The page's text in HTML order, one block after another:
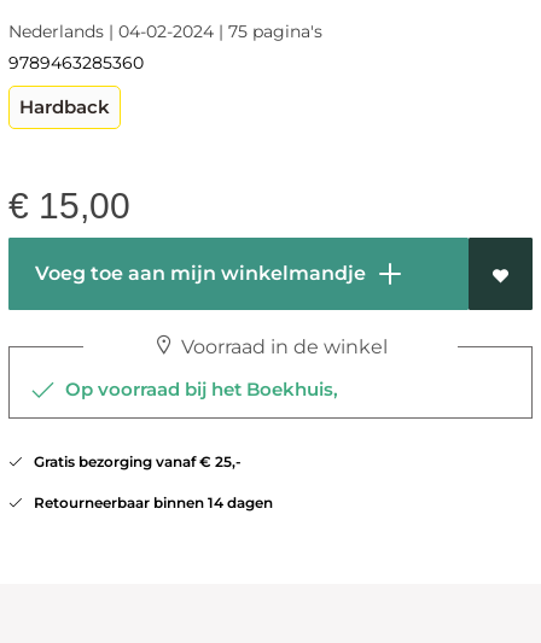
Nederlands | 04-02-2024 | 75 pagina's
9789463285360
Hardback
€ 15,00
Voeg toe aan mijn winkelmandje
Voorraad in de winkel
Op voorraad bij het Boekhuis,
Gratis bezorging vanaf € 25,-
Retourneerbaar binnen 14 dagen